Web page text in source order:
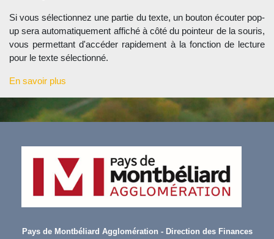
Si vous sélectionnez une partie du texte, un bouton écouter pop-
up sera automatiquement affiché à côté du pointeur de la souris,
vous permettant d'accéder rapidement à la fonction de lecture
pour le texte sélectionné.
En savoir plus
Pays de Montbéliard Agglomération - Direction des Finances